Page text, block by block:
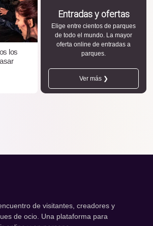
los
Entradas y ofertas
Elige entre cientos de parques
de todo el mundo. La mayor
oferta online de entradas a
parques.
Ver más ❯
de visitantes, creadores y
de ocio. Una plataforma para